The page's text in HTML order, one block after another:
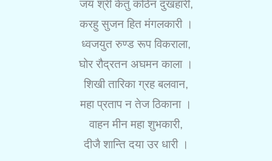
जय श्री केतु कठिन दुखहारी,
करहु सुजन हित मंगलकारी ।
ध्वजयुत रुण्ड रूप विकराला,
घोर रौद्रतन अघमन काला ।
शिखी तारिका ग्रह बलवान,
महा प्रताप न तेज ठिकाना ।
वाहन मीन महा शुभकारी,
दीजै शान्ति दया उर धारी ।